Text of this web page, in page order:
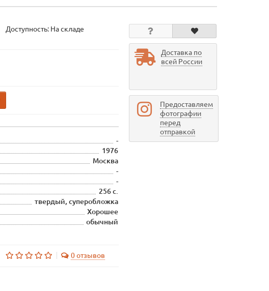
Доступность: На складе
-
1976
Москва
-
-
256 с.
твердый, суперобложка
Хорошее
обычный
0 отзывов
Доставка по
всей России
Предоставляем
фотографии
перед
отправкой